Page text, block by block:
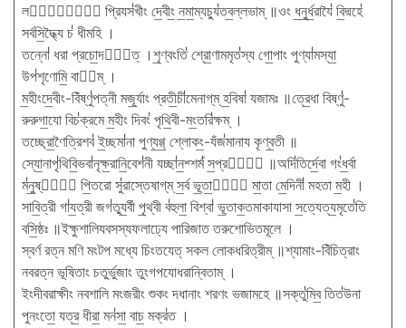
লক্ষ্মীং᳚ প্রিযস॑খীং দে॒বীং॒ ন॒মা॒ম্যচ্যু॑তব॒ল্লভাম্ ॥ওং ধ॒নু॒র্ধ॒রাযৈ॑ বি॒দ্মহে॑
সর্বসি॒দ্ধ্যৈ চ॑ ধীমহি ।
তন্নো॑ ধরা প্রচো॒দযা᳚ত্ ।শৃ॒ণ্বংতি॑ শ্রো॒ণামমৃত॑স্য গো॒পাং পুণ্যা॑মস্যা॒
উপ॑শৃণোমি॒ বাচ᳚ম্ ।
ম॒হীংদে॒বীং-বিঁষ্ণু॑পত্নী মজূ॒র্যাং প্রতী॒চী॑মেনাগ্​ম্ হ॒বিষা॑ যজামঃ ॥ত্রে॒ধা বিষ্ণু॑-
রুরুগা॒যো বিচ॑ক্রমে ম॒হীং দিবং॑ পৃথি॒বী-মং॒তরি॑ক্ষম্ ।
তচ্ছ্রো॒ণৈত্রিশব॑ ই॒চ্ছমা॑না পুণ্য॒গ্গ্॒ শ্লোকং॒-যঁজ॑মানায কৃণ্ব॒তী ॥
স্যো॒নাপৃ॑থিবি॒ভবা॑নৃক্ষ॒রানি॒বেশ॑নী যচ্ছা॑ন॒শ্শর্ম॑ স॒প্রথাঃ᳚ ॥অদি॑তির্দে॒বা গং॑ধ॒র্বা
ম॑নু॒ষ্যাঃ᳚ পি॒তরো সু॑রাস্তেষাগ্​ম্ স॒র্ব ভূ॒তা॒নাং᳚ মা॒তা মে॒দিনী॑ মহতা ম॒হী ।
সাবি॒ত্রী গা॑য॒ত্রী জগ॑ত্যু॒র্বী পৃ॒থ্বী ব॑হুলা॒ বিশ্বা॑ ভূ॒তাক॒তমাকাযাসা স॒ত্যেত্য॒মৃতে॑তি
বসি॒ষ্ঠঃ ॥ইক্ষুশালিযবসস্যফলাঢ্যে পারিজাত তরুশোভিতমূলে ।
স্বর্ণ রত্ন মণি মংটপ মধ্যে চিংতযেত্ সকল লোকধরিত্রীম্ ॥শ্যামাং-বিঁচিত্রাং
নবরত্ন ভূষিতাং চতুর্ভুজাং তুংগপযোধরান্বিতাম্ ।
ইংদীবরাক্ষীং নবশালি মংজরীং শুকং দধানাং শরণং ভজামহে ॥সক্তু॑মিব॒ তিত॑উনা
পুনংতো॒ যত্র॒ ধীরা॒ মন॑সা॒ বাচ॒ মক্র॑ত ।